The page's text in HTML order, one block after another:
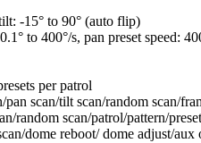
-15° to 90° (auto flip)
to 400°/s, pan preset speed:
per patrol
pan scan/tilt scan/random scan/
random scan/patrol/pattern/
dome reboot/ dome adjust/aux